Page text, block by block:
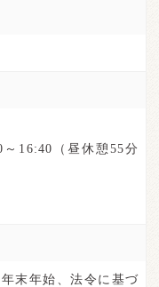
～16:40（昼休憩55分
末年始、法令に基づ